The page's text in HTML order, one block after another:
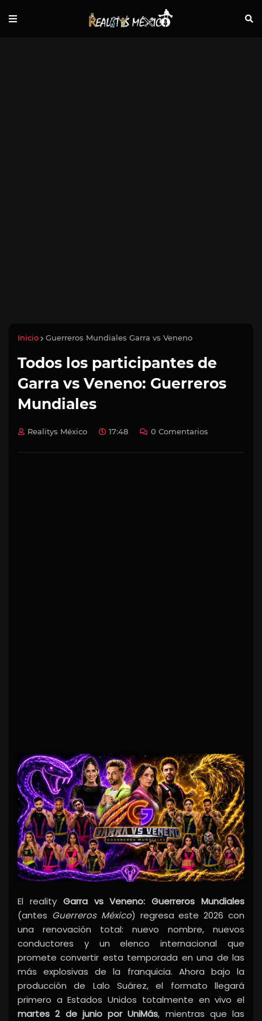
Inicio Guerreros Mundiales Garra vs Veneno
Todos los participantes de
Garra vs Veneno: Guerreros
Mundiales
Realitys México 17:48 0 Comentarios
El reality Garra vs Veneno: Guerreros Mundiales
(antes Guerreros México) regresa este 2026 con
una renovación total: nuevo nombre, nuevos
conductores y un elenco internacional que
promete convertir esta temporada en una de las
más explosivas de la franquicia. Ahora bajo la
producción de Lalo Suárez, el formato llegará
primero a Estados Unidos totalmente en vivo el
martes 2 de junio por UniMás, mientras que las